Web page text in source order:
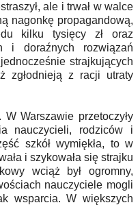
ale i trwał w walce
nagonkę propagandową,
kilku tysięcy zł oraz
i doraźnych rozwiązań
strajkujących
zgłodnieją z racji utraty
Warszawie przetoczyły
nauczycieli, rodziców i
szkół wymiękła, to w
i szykowała się strajku
wciąż był ogromny,
nauczyciele mogli
wsparcia. W większych